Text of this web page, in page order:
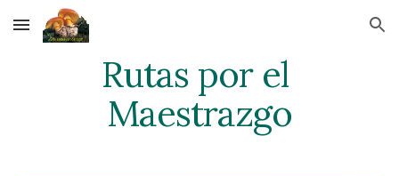
Skip to main content Skip to navigation
Rutas por el
Maestrazgo